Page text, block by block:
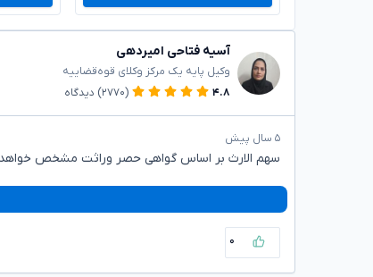
آسیه فتاحی امیردهی
وکیل پایه یک مرکز وکلای قوه‌قضاییه
۴.۸
(۲۷۷۰) دیدگاه
۵ سال پیش
سهم الارث بر اساس گواهی حصر وراثت مشخص
۰